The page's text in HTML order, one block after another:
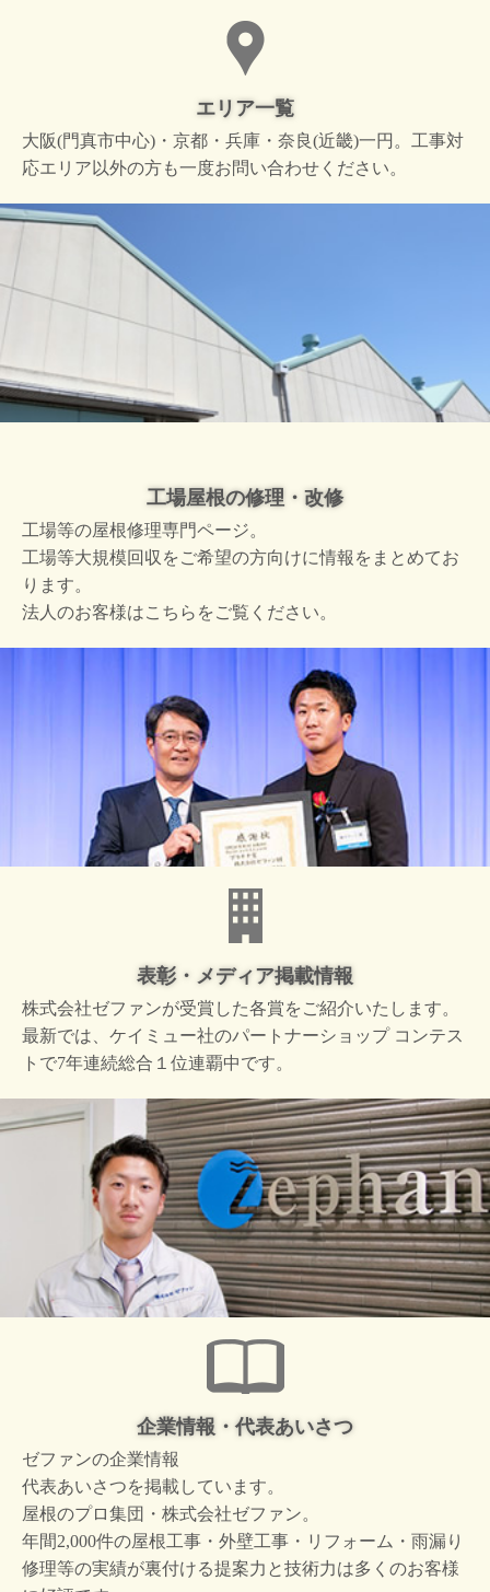
エリア一覧
大阪(門真市中心)・京都・兵庫・奈良(近畿)一円。工事対
応エリア以外の方も一度お問い合わせください。
工場屋根の修理・改修
工場等の屋根修理専門ページ。
工場等大規模回収をご希望の方向けに情報をまとめてお
ります。
法人のお客様はこちらをご覧ください。
表彰・メディア掲載情報
株式会社ゼファンが受賞した各賞をご紹介いたします。
最新では、ケイミュー社のパートナーショップ コンテス
トで7年連続総合１位連覇中です。
企業情報・代表あいさつ
ゼファンの企業情報
代表あいさつを掲載しています。
屋根のプロ集団・株式会社ゼファン。
年間2,000件の屋根工事・外壁工事・リフォーム・雨漏り
修理等の実績が裏付ける提案力と技術力は多くのお客様